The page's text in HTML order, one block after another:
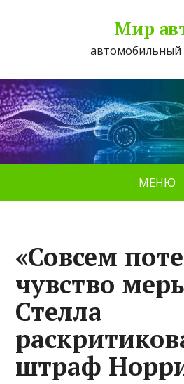
Мир
автомобильный
МЕНЮ
«Совсем
чувство
Стелла
штраф